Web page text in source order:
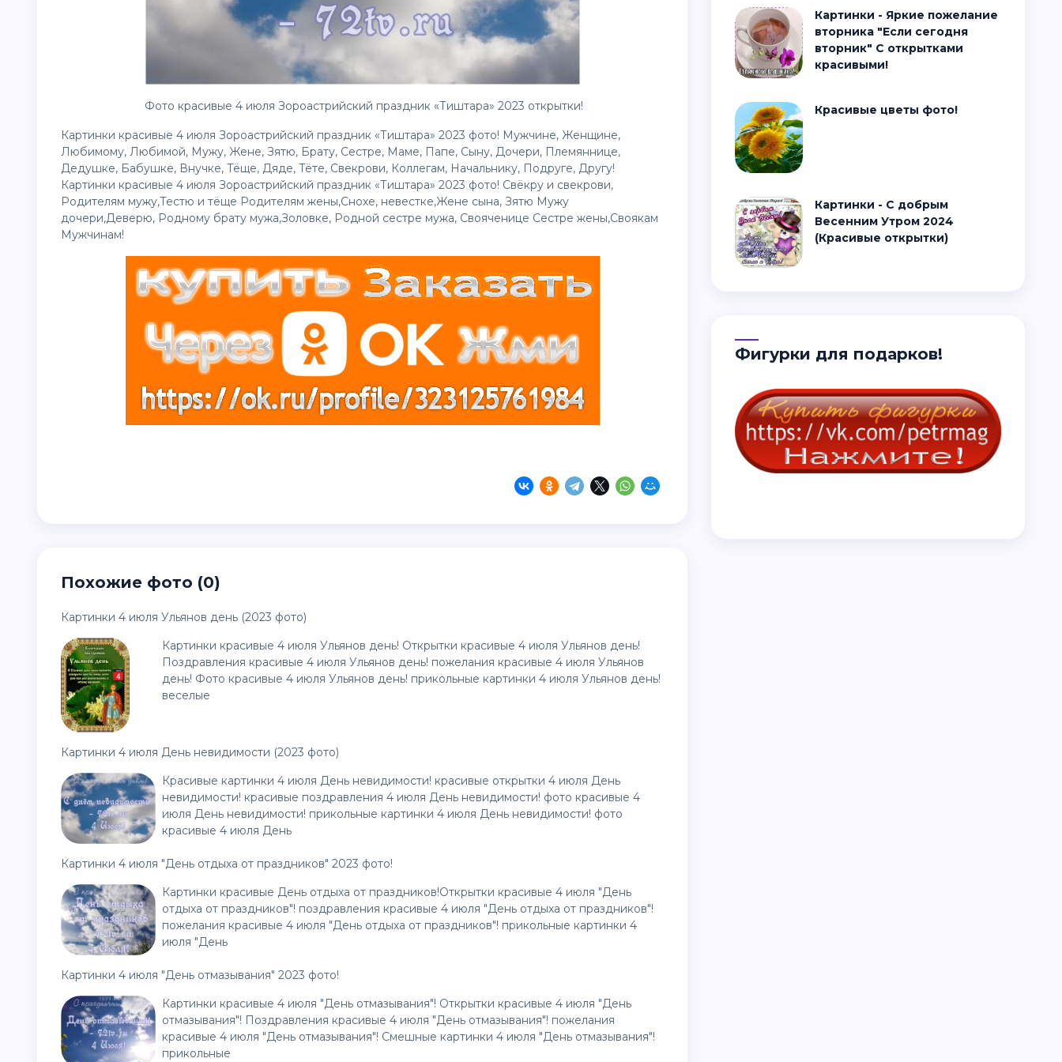
Фото красивые 4 июля Зороастрийский праздник «Тиштара» 2023 открытки!
Картинки красивые 4 июля Зороастрийский праздник «Тиштара» 2023 фото! Мужчине, Женщине,
Любимому, Любимой, Мужу, Жене, Зятю, Брату, Сестре, Маме, Папе, Сыну, Дочери, Племяннице,
Дедушке, Бабушке, Внучке, Тёще, Дяде, Тёте, Свекрови, Коллегам, Начальнику, Подруге, Другу!
Картинки красивые 4 июля Зороастрийский праздник «Тиштара» 2023 фото! Свёкру и свекрови,
Родителям мужу,Тестю и тёще Родителям жены,Снохе, невестке,Жене сына, Зятю Мужу
дочери,Деверю, Родному брату мужа,Золовке, Родной сестре мужа, Свояченице Сестре жены,Своякам
Мужчинам!
Похожие фото (0)
Картинки 4 июля Ульянов день (2023 фото)
Картинки красивые 4 июля Ульянов день! Открытки красивые 4 июля Ульянов день!
Поздравления красивые 4 июля Ульянов день! пожелания красивые 4 июля Ульянов
день! Фото красивые 4 июля Ульянов день! прикольные картинки 4 июля Ульянов день!
веселые
Картинки 4 июля День невидимости (2023 фото)
Красивые картинки 4 июля День невидимости! красивые открытки 4 июля День
невидимости! красивые поздравления 4 июля День невидимости! фото красивые 4
июля День невидимости! прикольные картинки 4 июля День невидимости! фото
красивые 4 июля День
Картинки 4 июля "День отдыха от праздников" 2023 фото!
Картинки красивые День отдыха от праздников!Открытки красивые 4 июля "День
отдыха от праздников"! поздравления красивые 4 июля "День отдыха от праздников"!
пожелания красивые 4 июля "День отдыха от праздников"! прикольные картинки 4
июля "День
Картинки 4 июля "День отмазывания" 2023 фото!
Картинки красивые 4 июля "День отмазывания"! Открытки красивые 4 июля "День
отмазывания"! Поздравления красивые 4 июля "День отмазывания"! пожелания
красивые 4 июля "День отмазывания"! Смешные картинки 4 июля "День отмазывания"!
прикольные
Картинки - Яркие пожелание
вторника "Если сегодня
вторник" С открытками
красивыми!
Красивые цветы фото!
Картинки - С добрым
Весенним Утром 2024
(Красивые открытки)
Фигурки для подарков!